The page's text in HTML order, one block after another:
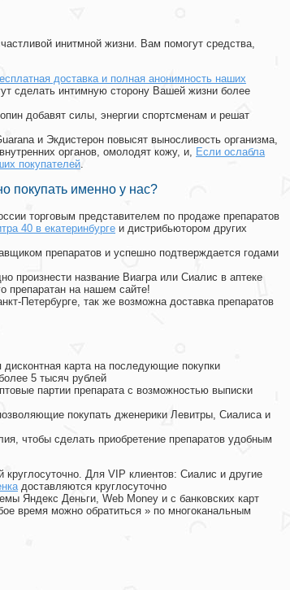
инитмной жизни. Вам помогут средства,
доставка и полная анонимность наших
сделать интимную сторону Вашей жизни более
добавят силы, энергии спортсменам и решат
и Экдистерон повысят выносливость организма,
органов, омолодят кожу, и, Если ослабла
покупателей.
покупать именно у нас?
торговым представителем по продаже препаратов
40 в екатеринбурге и дистрибьютором других
препаратов и успешно подтверждается годами
произнести название Виагра или Сиалис в аптеке
препаратан на нашем сайте!
Петербурге, так же возможна доставка препаратов
дисконтная карта на последующие покупки
5 тысяч рублей
партии препарата с возможностью выписки
покупать дженерики Левитры, Сиалиса и
чтобы сделать приобретение препаратов удобным
Для VIP клиентов: Сиалис и другие
доставляются круглосуточно
Яндекс Деньги, Web Money и с банковских карт
время можно обратиться » по многоканальным